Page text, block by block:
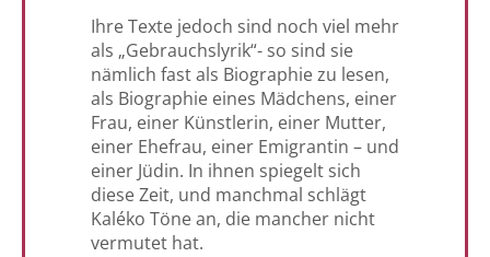
Ihre Texte jedoch sind noch viel mehr
als „Gebrauchslyrik“- so sind sie
nämlich fast als Biographie zu lesen,
als Biographie eines Mädchens, einer
Frau, einer Künstlerin, einer Mutter,
einer Ehefrau, einer Emigrantin – und
einer Jüdin. In ihnen spiegelt sich
diese Zeit, und manchmal schlägt
Kaléko Töne an, die mancher nicht
vermutet hat.